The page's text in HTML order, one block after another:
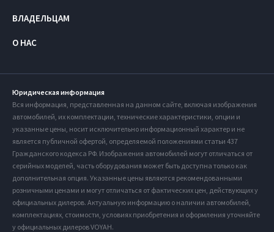
ВЛАДЕЛЬЦАМ
О НАС
Юридическая информация
Вся информация, представленная на данном сайте, включая изображения
автомобилей, их комплектации, технические характеристики, опции и
указанные цены, носит исключительно информационный характер и не
является публичной офертой, определяемой положениями статьи 437
Гражданского кодекса РФ. Изображения автомобилей могут отличаться от
серийных моделей, часть оборудования может быть доступна только как
дополнительная опция. Указанные цены являются рекомендованными
розничными ценами и могут отличаться от фактических цен, действующих у
официальных дилеров. Актуальную информацию о наличии автомобилей,
комплектациях, стоимости, условиях приобретения и оформления уточняйте
у официальных дилеров VOYAH.